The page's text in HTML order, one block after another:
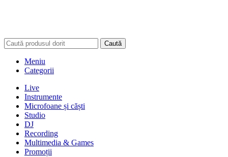
Caută
Meniu
Categorii
Live
Instrumente
Microfoane și căști
Studio
DJ
Recording
Multimedia & Games
Promoții